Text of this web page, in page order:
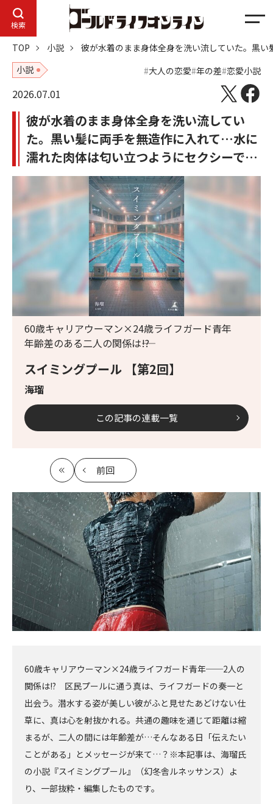
検索
メ
ニ
ュ
ー
TOP 小説
彼が水着のまま身体全身を洗い流していた。黒
小説
大人の恋愛 年の差 恋愛小説
2026.07.01
彼が水着のまま身体全身を洗い流してい
た。黒い髪に両手を無造作に入れて…水に
濡れた肉体は匂い立つようにセクシーで…
スイミングプール 【第2回】
海瑠
60歳キャリアウーマン×24歳ライフガード青年
年齢差のある二人の関係は――!?
この記事の連載一覧
最
初
前回
記
事
へ
60歳キャリアウーマン×24歳ライフガード青年──2人の
関係は!? 区民プールに通う真は、ライフガードの奏一と
出会う。潜水する姿が美しい彼がふと見せたあどけない仕
草に、真は心を射抜かれる。共通の趣味を通じて距離は縮
まるが、二人の間には年齢差が…そんなある日「伝えたい
ことがある」とメッセージが来て…？※本記事は、海瑠氏
の小説『スイミングプール』（幻冬舎ルネッサンス）よ
り、一部抜粋・編集したものです。